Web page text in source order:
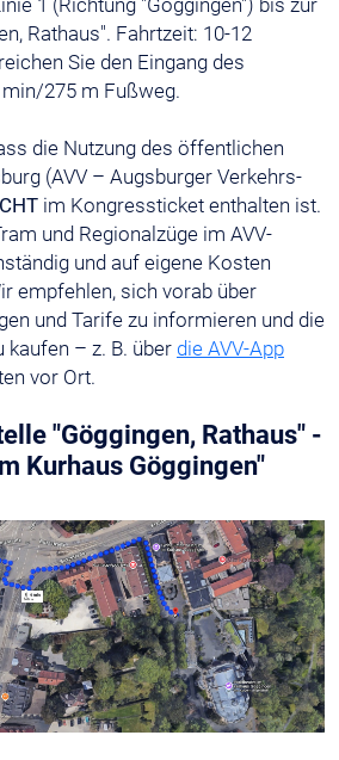
Rathaus". Fahrtzeit: 10-12
Sie den Eingang des
275 m Fußweg.
die Nutzung des öffentlichen
(AVV – Augsburger Verkehrs-
im Kongressticket enthalten ist.
und Regionalzüge im AVV-
und auf eigene Kosten
empfehlen, sich vorab über
und Tarife zu informieren und die
– z. B. über die AVV-App
vor Ort.
"Göggingen, Rathaus" -
Kurhaus Göggingen"